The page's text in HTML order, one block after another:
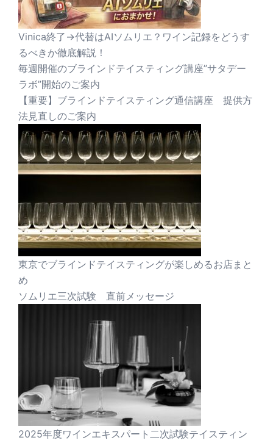
Vinica終了→代替はAIソムリエ？ワイン記録をどうす
るべきか徹底解説！
毎週開催のブラインドテイスティング講座”サタデー
ラボ”開始のご案内
【重要】ブラインドテイスティング通信講座 提供方
法見直しのご案内
東京でブラインドテイスティングが楽しめるお店まと
め
ソムリエ三次試験 直前メッセージ
2025年度ワインエキスパート二次試験テイスティン